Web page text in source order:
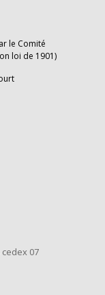
le Comité
loi de 1901)
cedex 07